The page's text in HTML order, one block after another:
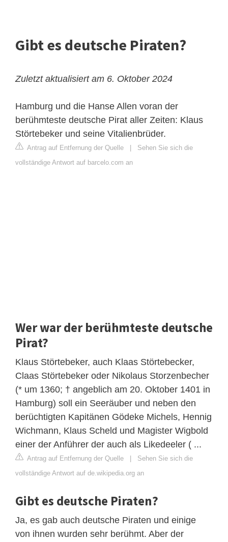
Gibt es deutsche Piraten?
Zuletzt aktualisiert am 6. Oktober 2024
Hamburg und die Hanse Allen voran der
berühmteste deutsche Pirat aller Zeiten: Klaus
Störtebeker und seine Vitalienbrüder.
Antrag auf Entfernung der Quelle
Sehen Sie sich die
vollständige Antwort auf barcelo.com an
Wer war der berühmteste deutsche
Pirat?
Klaus Störtebeker, auch Klaas Störtebecker,
Claas Störtebeker oder Nikolaus Storzenbecher
(* um 1360; † angeblich am 20. Oktober 1401 in
Hamburg) soll ein Seeräuber und neben den
berüchtigten Kapitänen Gödeke Michels, Hennig
Wichmann, Klaus Scheld und Magister Wigbold
einer der Anführer der auch als Likedeeler ( ...
Antrag auf Entfernung der Quelle
Sehen Sie sich die
vollständige Antwort auf de.wikipedia.org an
Gibt es deutsche Piraten?
Ja, es gab auch deutsche Piraten und einige
von ihnen wurden sehr berühmt. Aber der